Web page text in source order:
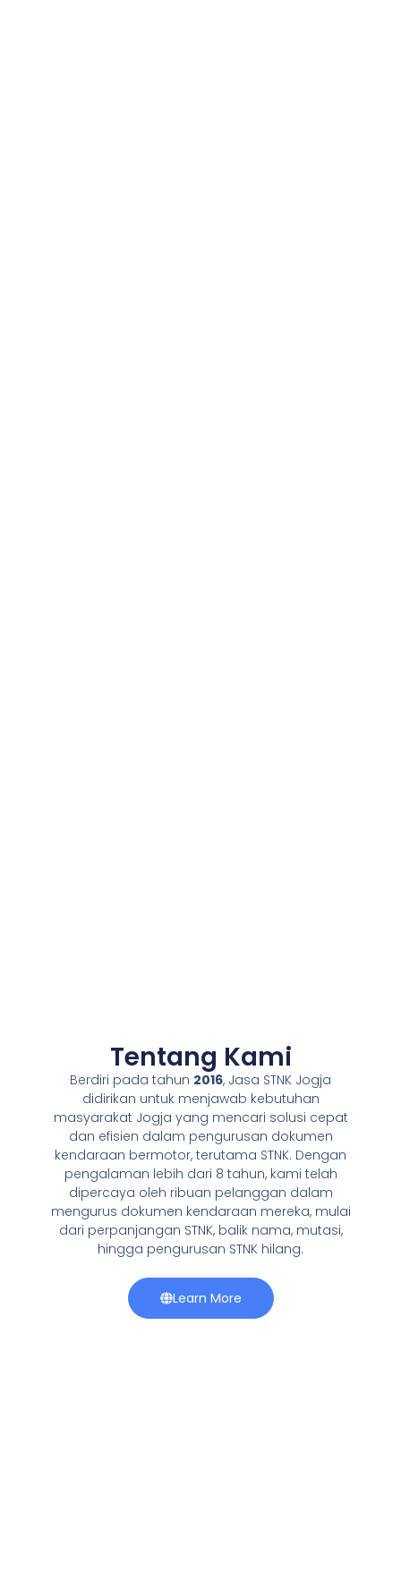
Tentang Kami
Berdiri pada tahun 2016, Jasa STNK Jogja
didirikan untuk menjawab kebutuhan
masyarakat Jogja yang mencari solusi cepat
dan efisien dalam pengurusan dokumen
kendaraan bermotor, terutama STNK. Dengan
pengalaman lebih dari 8 tahun, kami telah
dipercaya oleh ribuan pelanggan dalam
mengurus dokumen kendaraan mereka, mulai
dari perpanjangan STNK, balik nama, mutasi,
hingga pengurusan STNK hilang.
Learn More